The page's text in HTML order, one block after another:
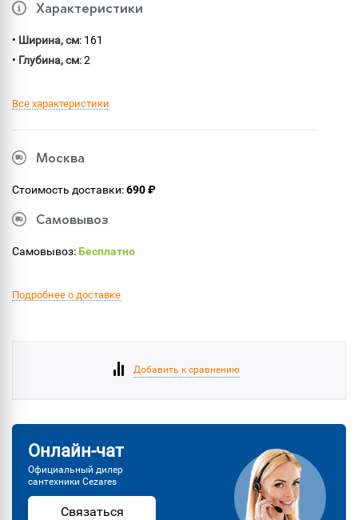
Характеристики
• Ширина, см: 161
• Глубина, см: 2
Все характеристики
Москва
Стоимость доставки:690 ₽
Самовывоз
Самовывоз:Бесплатно
Подробнее о доставке
Добавить к сравнению
Онлайн-чат
Официальный дилер
сантехники Cezares
Связаться